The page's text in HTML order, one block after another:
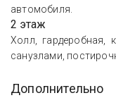
автомобиля.
2 этаж
Холл, гардеробная,
санузлами,
Дополнительно